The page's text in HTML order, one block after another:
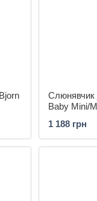
Слюнявчик
Baby Mini/
1 188 грн